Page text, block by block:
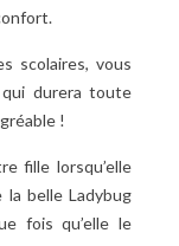
scolaires, vous
durera toute
!
fille lorsqu’elle
la belle Ladybug
fois qu’elle le